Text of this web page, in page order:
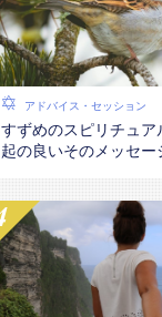
アドバイス・セッション
すずめのスピリチュア
起の良いそのメッセー